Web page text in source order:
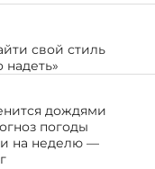
свой стиль
надеть»
дождями
погоды
на неделю —